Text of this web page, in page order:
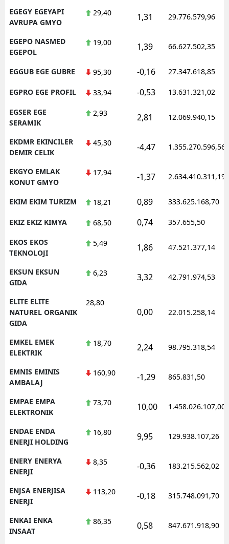
EGEGY EGEYAPI
AVRUPA GMYO
29,40 1,31 29.776.579,96
EGEPO NASMED
EGEPOL
19,00 1,39 66.627.502,35
EGGUB EGE GUBRE 95,30 -0,16 27.347.618,85
EGPRO EGE PROFIL 33,94 -0,53 13.631.321,02
EGSER EGE
SERAMIK
2,93 2,81 12.069.940,15
EKDMR EKINCILER
DEMIR CELIK
45,30 -4,47 1.355.270.596,56
EKGYO EMLAK
KONUT GMYO
17,94 -1,37 2.634.410.311,19
EKIM EKIM TURIZM 18,21 0,89 333.625.168,70
EKIZ EKIZ KIMYA 68,50 0,74 357.655,50
EKOS EKOS
TEKNOLOJI
5,49 1,86 47.521.377,14
EKSUN EKSUN
GIDA
6,23 3,32 42.791.974,53
ELITE ELITE
NATUREL ORGANIK
GIDA
28,80
0,00 22.015.258,14
EMKEL EMEK
ELEKTRIK
18,70 2,24 98.795.318,54
EMNIS EMINIS
AMBALAJ
160,90 -1,29 865.831,50
EMPAE EMPA
ELEKTRONIK
73,70 10,00 1.458.026.107,00
ENDAE ENDA
ENERJI HOLDING
16,80 9,95 129.938.107,26
ENERY ENERYA
ENERJI
8,35 -0,36 183.215.562,02
ENJSA ENERJISA
ENERJI
113,20 -0,18 315.748.091,70
ENKAI ENKA
INSAAT
86,35 0,58 847.671.918,90